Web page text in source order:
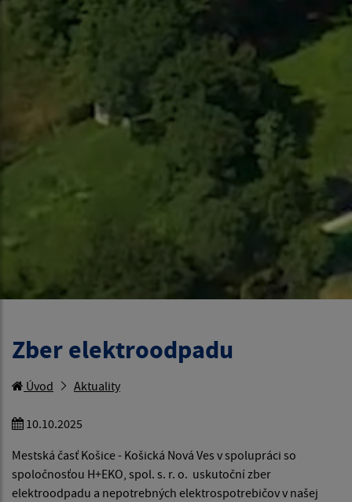
Zber elektroodpadu
Úvod Aktuality
10.10.2025
Mestská časť Košice - Košická Nová Ves v spolupráci so
spoločnosťou H+EKO, spol. s. r. o. uskutoční zber
elektroodpadu a nepotrebných elektrospotrebičov v našej